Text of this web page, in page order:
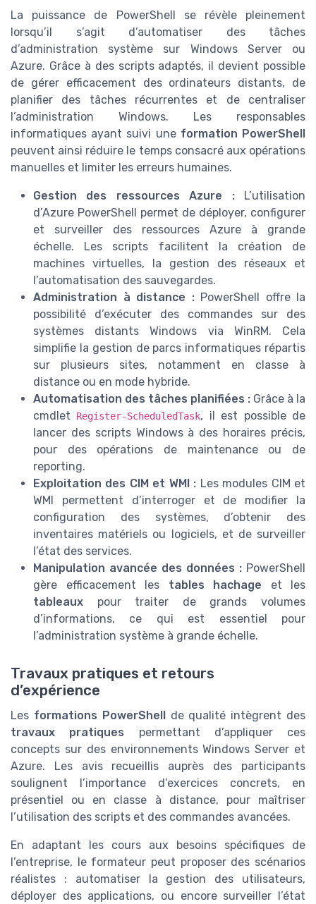
La puissance de PowerShell se révèle pleinement
lorsqu’il s’agit d’automatiser des tâches
d’administration système sur Windows Server ou
Azure. Grâce à des scripts adaptés, il devient possible
de gérer efficacement des ordinateurs distants, de
planifier des tâches récurrentes et de centraliser
l’administration Windows. Les responsables
informatiques ayant suivi une formation PowerShell
peuvent ainsi réduire le temps consacré aux opérations
manuelles et limiter les erreurs humaines.
Gestion des ressources Azure :L’utilisation
d’Azure PowerShell permet de déployer, configurer
et surveiller des ressources Azure à grande
échelle. Les scripts facilitent la création de
machines virtuelles, la gestion des réseaux et
l’automatisation des sauvegardes.
Administration à distance :PowerShell offre la
possibilité d’exécuter des commandes sur des
systèmes distants Windows via WinRM. Cela
simplifie la gestion de parcs informatiques répartis
sur plusieurs sites, notamment en classe à
distance ou en mode hybride.
Automatisation des tâches planifiées : Grâce à la
cmdlet
Register-ScheduledTask, il est possible de
lancer des scripts Windows à des horaires précis,
pour des opérations de maintenance ou de
reporting.
Exploitation des CIM et WMI : Les modules CIM et
WMI permettent d’interroger et de modifier la
configuration des systèmes, d’obtenir des
inventaires matériels ou logiciels, et de surveiller
l’état des services.
Manipulation avancée des données : PowerShell
gère efficacement les tables hachage et les
tableaux pour traiter de grands volumes
d’informations, ce qui est essentiel pour
l’administration système à grande échelle.
Travaux pratiques et retours
d’expérience
Les formations PowerShell
de qualité intègrent des
travaux pratiques permettant d’appliquer ces
concepts sur des environnements Windows Server et
Azure. Les avis recueillis auprès des participants
soulignent l’importance d’exercices concrets, en
présentiel ou en classe à distance, pour maîtriser
l’utilisation des scripts et des commandes avancées.
En adaptant les cours aux besoins spécifiques de
l’entreprise, le formateur peut proposer des scénarios
réalistes : automatiser la gestion des utilisateurs,
déployer des applications, ou encore surveiller l’état